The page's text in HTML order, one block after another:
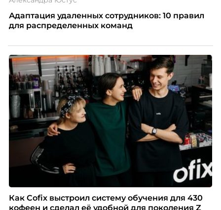
Адаптация удаленных сотрудников: 10 правил
для распределенных команд
Как Cofix выстроил систему обучения для 430
кофеен и сделал её удобной для поколения Z